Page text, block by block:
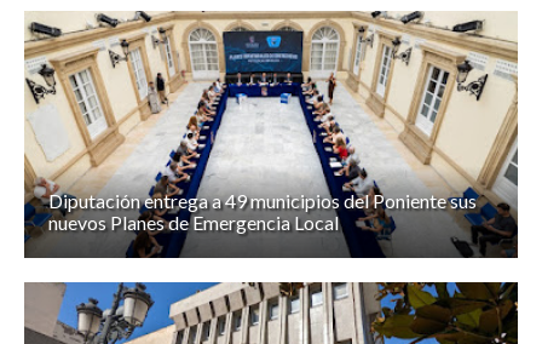
Diputación entrega a 49 municipios del Poniente sus
nuevos Planes de Emergencia Local